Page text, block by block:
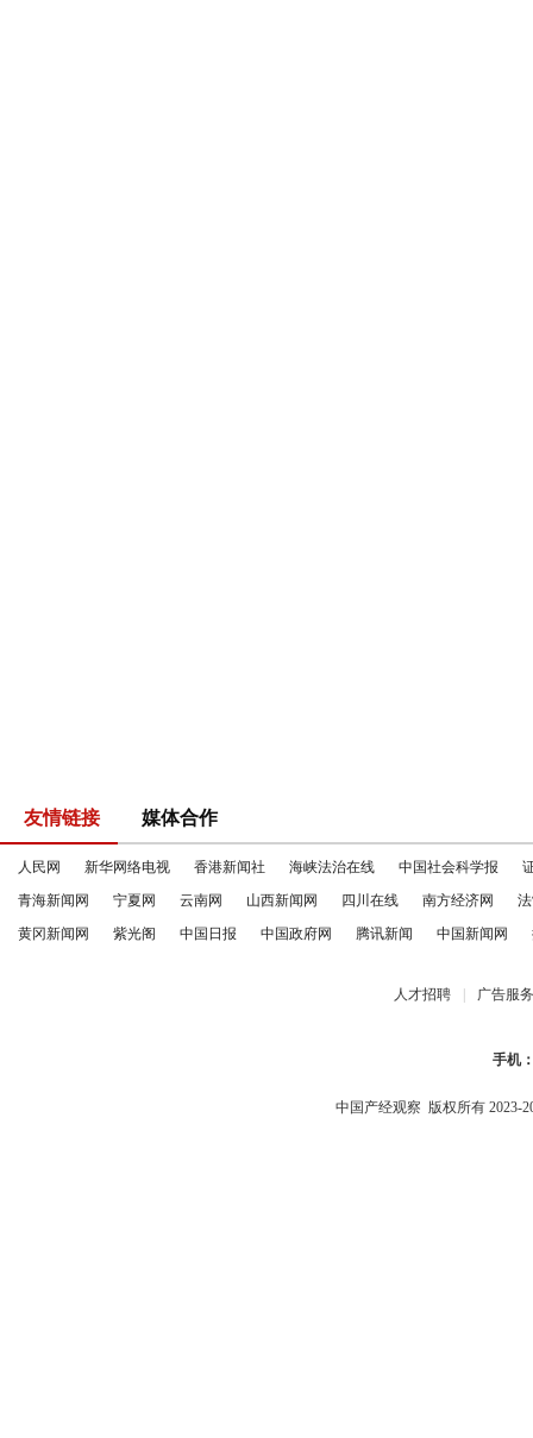
友情链接 媒体合作
人民网 新华网络电视 香港新闻社 海峡法治在线 中国社会科学报
青海新闻网
宁夏网 云南网 山西新闻网 四川在线 南方经济网
黄冈新闻网
紫光阁 中国日报 中国政府网 腾讯新闻 中国新闻网
人才招聘 广告服务
手机
中国产经观察 版权所有 2023-